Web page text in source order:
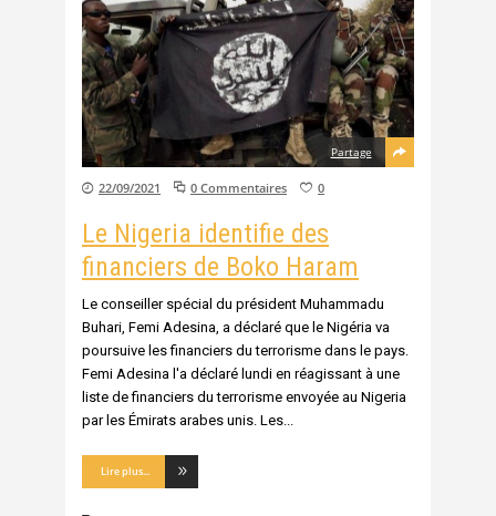
Partage
22/09/2021 0 Commentaires 0
Le Nigeria identifie des
financiers de Boko Haram
Le conseiller spécial du président Muhammadu
Buhari, Femi Adesina, a déclaré que le Nigéria va
poursuive les financiers du terrorisme dans le pays.
Femi Adesina l'a déclaré lundi en réagissant à une
liste de financiers du terrorisme envoyée au Nigeria
par les Émirats arabes unis. Les
Lire plus...